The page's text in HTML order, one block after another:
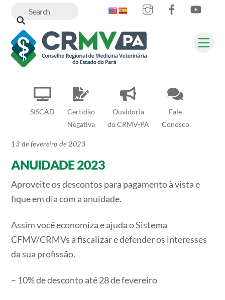
content
SISCAD
Certidão
Negativa
Ouvidoria
do CRMV-PA
Fale
Conosco
InstagramFacebook
13 de fevereiro de 2023
ANUIDADE 2023
Aproveite os descontos para pagamento à vista e
fique em dia com a anuidade.
Assim você economiza e ajuda o Sistema
CFMV/CRMVs a fiscalizar e defender os interesses
da sua profissão.
– 10% de desconto até 28 de fevereiro